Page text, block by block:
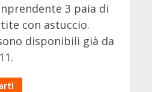
3 paia di
con astuccio.
disponibili già da